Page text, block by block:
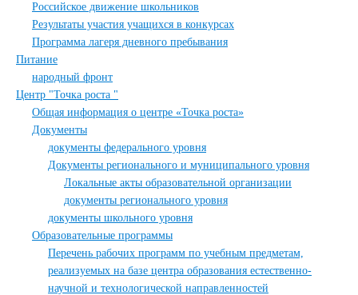
Российское движение школьников
Результаты участия учащихся в конкурсах
Программа лагеря дневного пребывания
Питание
народный фронт
Центр "Точка роста "
Общая информация о центре «Точка роста»
Документы
документы федерального уровня
Документы регионального и муниципального уровня
Локальные акты образовательной организации
документы регионального уровня
документы школьного уровня
Образовательные программы
Перечень рабочих программ по учебным предметам,
реализуемых на базе центра образования естественно-
научной и технологической направленностей